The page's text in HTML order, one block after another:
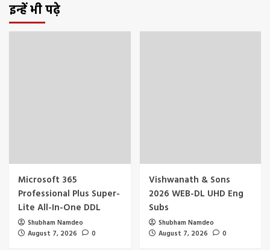
इन्हें भी पढ़े
Microsoft 365
Professional Plus Super-
Lite All-In-One DDL
Shubham Namdeo
August 7, 2026
0
Vishwanath & Sons
2026 WEB-DL UHD Eng
Subs
Shubham Namdeo
August 7, 2026
0